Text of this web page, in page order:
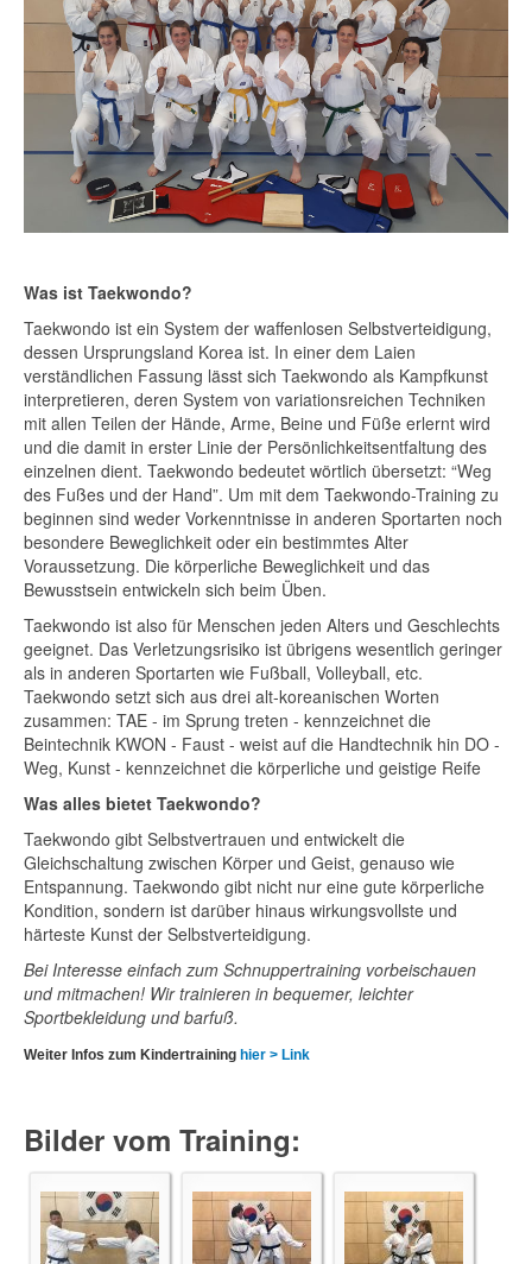
Was ist Taekwondo?
Taekwondo ist ein System der waffenlosen Selbstverteidigung,
dessen Ursprungsland Korea ist. In einer dem Laien
verständlichen Fassung lässt sich Taekwondo als Kampfkunst
interpretieren, deren System von variationsreichen Techniken
mit allen Teilen der Hände, Arme, Beine und Füße erlernt wird
und die damit in erster Linie der Persönlichkeitsentfaltung des
einzelnen dient. Taekwondo bedeutet wörtlich übersetzt: “Weg
des Fußes und der Hand”. Um mit dem Taekwondo-Training zu
beginnen sind weder Vorkenntnisse in anderen Sportarten noch
besondere Beweglichkeit oder ein bestimmtes Alter
Voraussetzung. Die körperliche Beweglichkeit und das
Bewusstsein entwickeln sich beim Üben.
Taekwondo ist also für Menschen jeden Alters und Geschlechts
geeignet. Das Verletzungsrisiko ist übrigens wesentlich geringer
als in anderen Sportarten wie Fußball, Volleyball, etc.
Taekwondo setzt sich aus drei alt-koreanischen Worten
zusammen: TAE - im Sprung treten - kennzeichnet die
Beintechnik KWON - Faust - weist auf die Handtechnik hin DO -
Weg, Kunst - kennzeichnet die körperliche und geistige Reife
Was alles bietet Taekwondo?
Taekwondo gibt Selbstvertrauen und entwickelt die
Gleichschaltung zwischen Körper und Geist, genauso wie
Entspannung. Taekwondo gibt nicht nur eine gute körperliche
Kondition, sondern ist darüber hinaus wirkungsvollste und
härteste Kunst der Selbstverteidigung.
Bei Interesse einfach zum Schnuppertraining vorbeischauen
und mitmachen! Wir trainieren in bequemer, leichter
Sportbekleidung und barfuß.
Weiter Infos zum Kindertraining hier > Link
Bilder vom Training: